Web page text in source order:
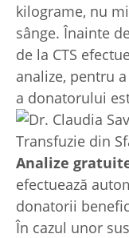
kilograme, nu
sânge. Înainte
de la CTS
analize, pentru
a donatorului
Analize
efectuează
donatorii
În cazul unor